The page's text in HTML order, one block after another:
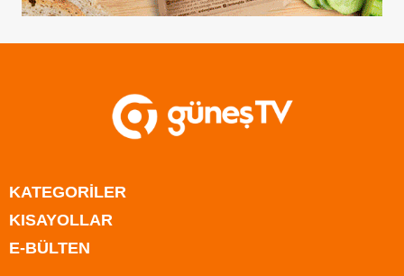
KATEGORİLER
Anasayfa
Kıbrıs
KISAYOLLAR
E-BÜLTEN